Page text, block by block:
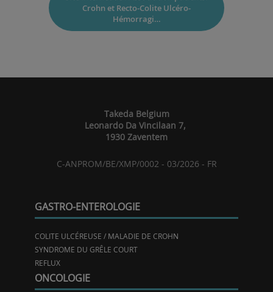
Crohn et Recto-Colite Ulcéro-
Hémorragi…
Takeda Belgium
Leonardo Da Vincilaan 7,
1930 Zaventem
C-ANPROM/BE/XMP/0002 - 03/2026 - FR
GASTRO-ENTEROLOGIE
COLITE ULCÉREUSE / MALADIE DE CROHN
SYNDROME DU GRÊLE COURT
REFLUX
ONCOLOGIE